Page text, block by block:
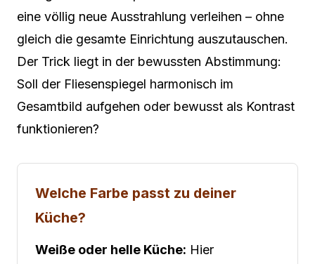
eine völlig neue Ausstrahlung verleihen – ohne
gleich die gesamte Einrichtung auszutauschen.
Der Trick liegt in der bewussten Abstimmung:
Soll der Fliesenspiegel harmonisch im
Gesamtbild aufgehen oder bewusst als Kontrast
funktionieren?
Welche Farbe passt zu deiner
Küche?
Weiße oder helle Küche: Hier